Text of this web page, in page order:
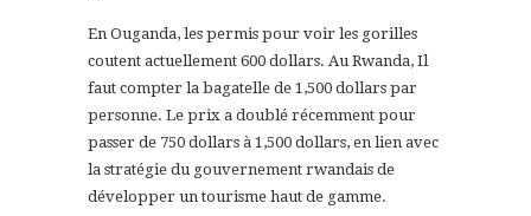
En Ouganda, les permis pour voir les gorilles
coutent actuellement 600 dollars. Au Rwanda, Il
faut compter la bagatelle de 1,500 dollars par
personne. Le prix a doublé récemment pour
passer de 750 dollars à 1,500 dollars, en lien avec
la stratégie du gouvernement rwandais de
développer un tourisme haut de gamme.